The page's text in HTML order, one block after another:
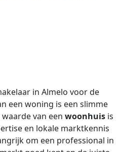
in Almelo voor de
een woning is een slimme
van een woonhuis is
en lokale marktkennis
om een professional in